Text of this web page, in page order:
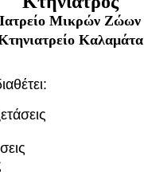
Ιατρείο Μικρών Ζώων
Καλαμάτα